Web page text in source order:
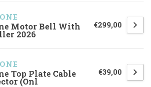
Motor Bell With
2026
€299,00
Top Plate Cable
(Onl
€39,00